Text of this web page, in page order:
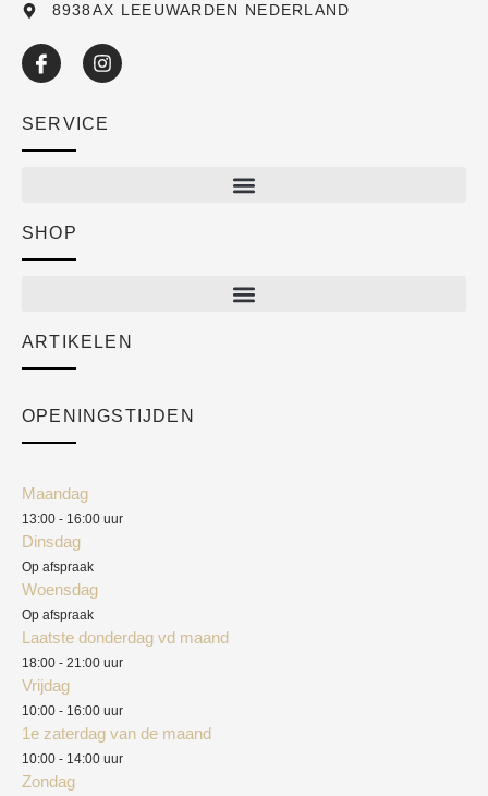
8938AX LEEUWARDEN NEDERLAND
SERVICE
Academy
SHOP
ARTIKELEN
OPENINGSTIJDEN
Maandag
13:00 - 16:00 uur
Dinsdag
Op afspraak
Woensdag
Op afspraak
Laatste donderdag vd maand
18:00 - 21:00 uur
Vrijdag
10:00 - 16:00 uur
1e zaterdag van de maand
10:00 - 14:00 uur
Zondag